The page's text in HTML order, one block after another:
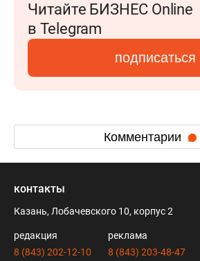
Читайте БИЗНЕС Online
в Telegram
подписаться
Комментарии
контакты
Казань, Лобачевского 10, корпус 2
редакция
8 (843) 202-12-10
реклама
8 (843) 203-48-47